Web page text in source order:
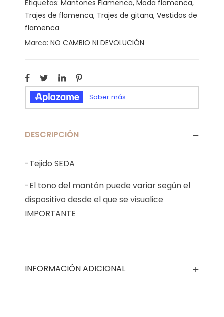
Etiquetas: Mantones Flamenca, Moda flamenca,
Trajes de flamenca, Trajes de gitana, Vestidos de
flamenca
Marca: NO CAMBIO NI DEVOLUCIÓN
DESCRIPCIÓN
-Tejido SEDA
-El tono del mantón puede variar según el
dispositivo desde el que se visualice
IMPORTANTE
INFORMACIÓN ADICIONAL